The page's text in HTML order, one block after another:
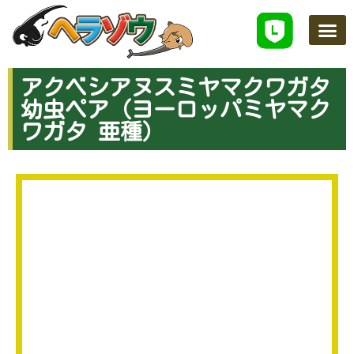
アクベシアヌスミヤマクワガタ
幼虫ペア (ヨーロッパミヤマク
ワガタ 亜種)